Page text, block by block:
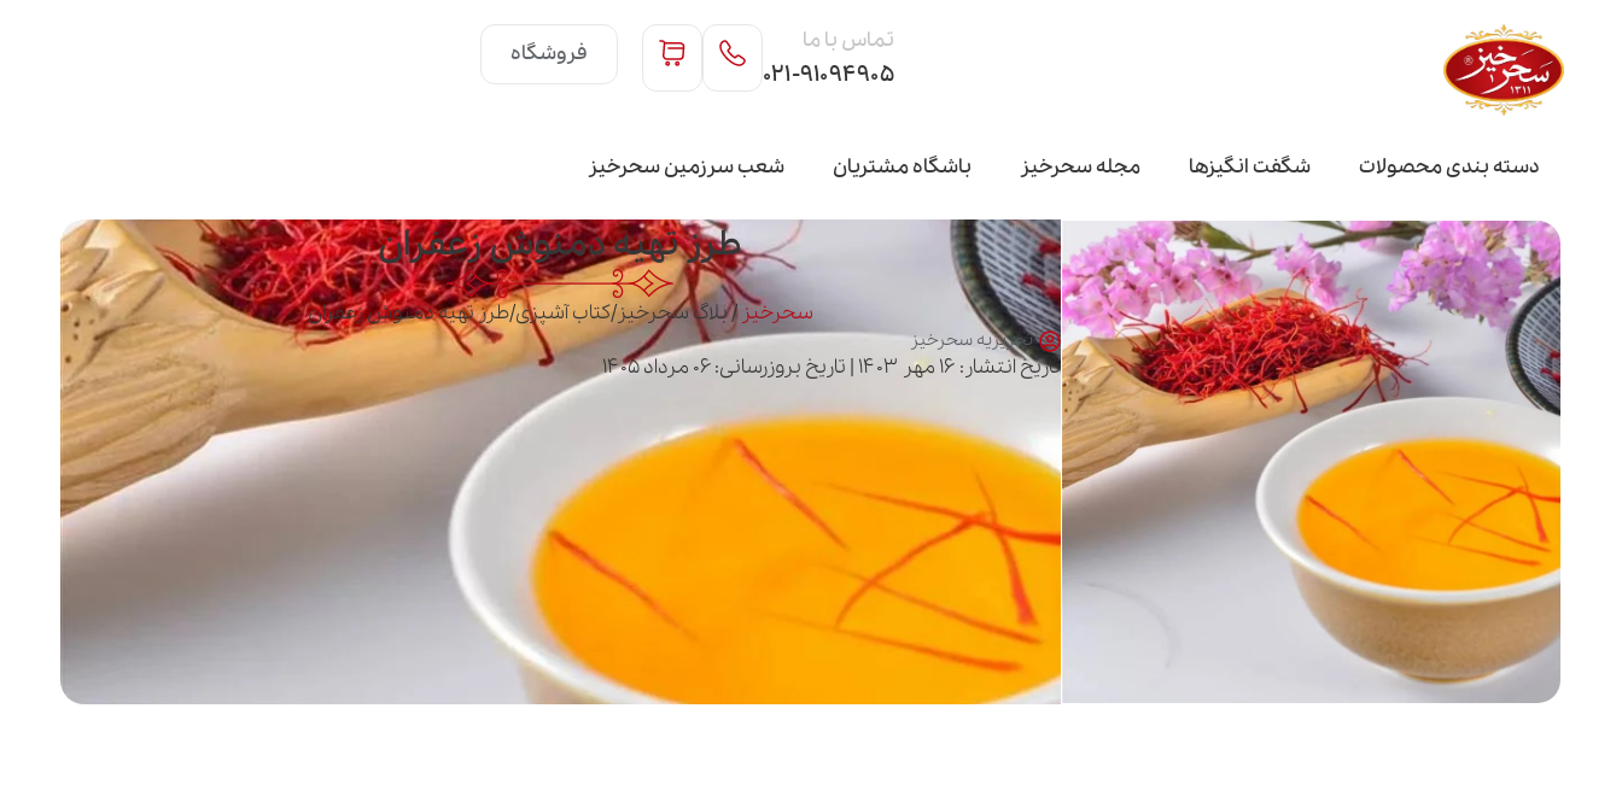
تماس با ما
۰۲۱-۹۱۰۹۴۹۰۵
فروشگاه
دسته بندی محصولات شگفت انگیز‌ها مجله سحرخیز باشگاه مشتریان شعب سرزمین سحرخیز
طرز تهیه دمنوش زعفران
سحرخیز/بلاگ سحرخیز/کتاب آشپزی/طرز تهیه دمنوش زعفران
تحریریه سحرخیز
تاریخ انتشار: ۱۶ مهر ۱۴۰۳ | تاریخ بروزرسانی: ۰۶ مرداد ۱۴۰۵